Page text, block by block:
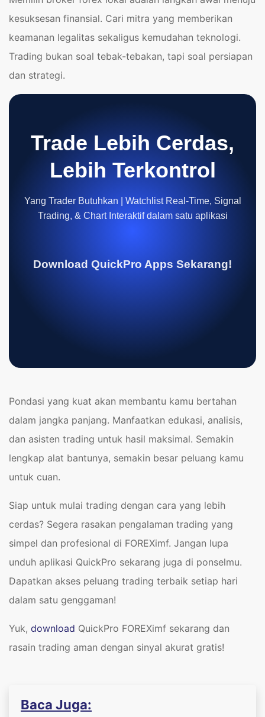
kesuksesan finansial. Cari mitra yang memberikan
keamanan legalitas sekaligus kemudahan teknologi.
Trading bukan soal tebak-tebakan, tapi soal persiapan
dan strategi.
Trade Lebih Cerdas,
Lebih Terkontrol
Yang Trader Butuhkan | Watchlist Real-Time, Signal
Trading, & Chart Interaktif dalam satu aplikasi
Download QuickPro Apps Sekarang!
Pondasi yang kuat akan membantu kamu bertahan
dalam jangka panjang. Manfaatkan edukasi, analisis,
dan asisten trading untuk hasil maksimal. Semakin
lengkap alat bantunya, semakin besar peluang kamu
untuk cuan.
Siap untuk mulai trading dengan cara yang lebih
cerdas? Segera rasakan pengalaman trading yang
simpel dan profesional di FOREXimf. Jangan lupa
unduh aplikasi QuickPro sekarang juga di ponselmu.
Dapatkan akses peluang trading terbaik setiap hari
dalam satu genggaman!
​Yuk, download QuickPro FOREXimf sekarang dan
rasain trading aman dengan sinyal akurat gratis!
Baca Juga: